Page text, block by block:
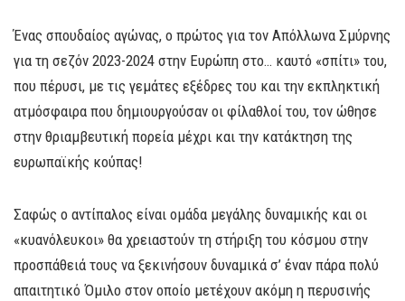
Ένας σπουδαίος αγώνας, ο πρώτος για τον Απόλλωνα Σμύρνης
για τη σεζόν 2023-2024 στην Ευρώπη στο… καυτό «σπίτι» του,
που πέρυσι, με τις γεμάτες εξέδρες του και την εκπληκτική
ατμόσφαιρα που δημιουργούσαν οι φίλαθλοί του, τον ώθησε
στην θριαμβευτική πορεία μέχρι και την κατάκτηση της
ευρωπαϊκής κούπας!
Σαφώς ο αντίπαλος είναι ομάδα μεγάλης δυναμικής και οι
«κυανόλευκοι» θα χρειαστούν τη στήριξη του κόσμου στην
προσπάθειά τους να ξεκινήσουν δυναμικά σ’ έναν πάρα πολύ
απαιτητικό Όμιλο στον οποίο μετέχουν ακόμη η περυσινής